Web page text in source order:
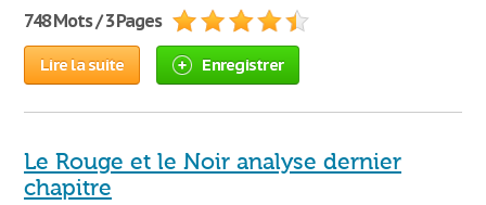
748 Mots / 3 Pages
Lire la suite Enregistrer
Le Rouge et le Noir analyse dernier
chapitre